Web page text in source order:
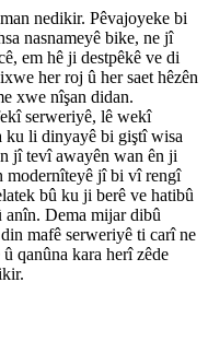
nedikir. Pêvajoyeke bi
nasnameyê bike, ne jî
em hê ji destpêkê ve di
her roj û her saet hêzên
xwe nîşan didan.
serweriyê, lê wekî
ku li dinyayê bi giştî wisa
jî tevî awayên wan ên ji
modernîteyê jî bi vî rengî
bû ku ji berê ve hatibû
Dema mijar dibû
mafê serweriyê ti carî ne
qanûna kara herî zêde